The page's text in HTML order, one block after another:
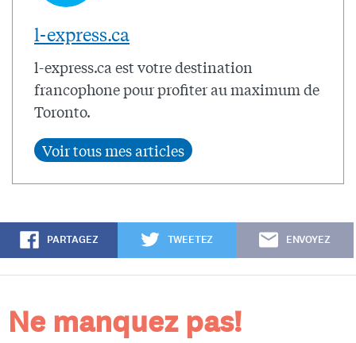
l-express.ca
l-express.ca est votre destination
francophone pour profiter au maximum de
Toronto.
PARTAGEZ TWEETEZ ENVOYEZ
Ne manquez pas!